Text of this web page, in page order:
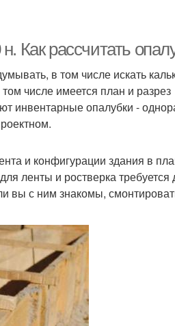
Как рассчитать
в том числе искать
числе имеется план и разрез
инвентарные опалубки -
и конфигурации здания в
ленты и ростверка требуется
вы с ним знакомы,